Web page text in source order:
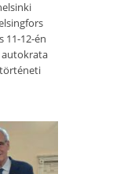
11-12-én
autokrata